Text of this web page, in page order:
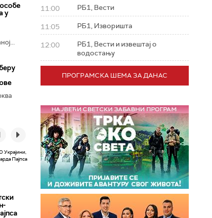
у
11:00 РБ1, Вести
11:05 РБ1, Изворишта
12:00
РБ1, Вести и извештај о
водостању
ПРОГРАМСКА ШЕМА ЗА ДАНАС